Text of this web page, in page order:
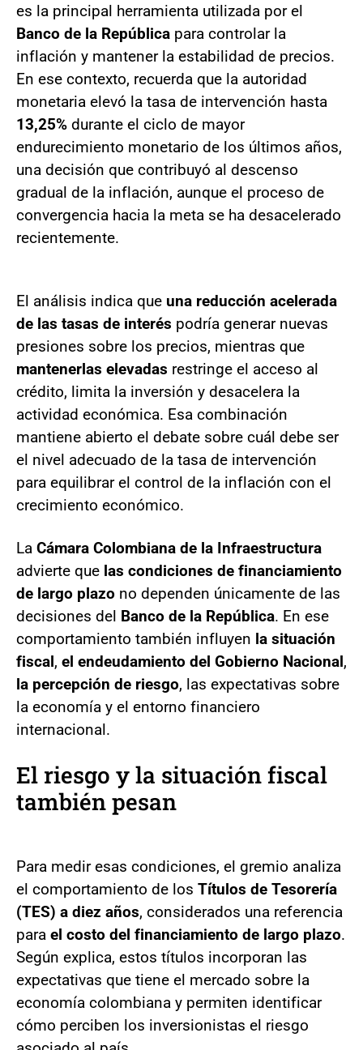
es la principal herramienta utilizada por el
Banco de la República para controlar la
inflación y mantener la estabilidad de precios.
En ese contexto, recuerda que la autoridad
monetaria elevó la tasa de intervención hasta
13,25% durante el ciclo de mayor
endurecimiento monetario de los últimos años,
una decisión que contribuyó al descenso
gradual de la inflación, aunque el proceso de
convergencia hacia la meta se ha desacelerado
recientemente.
El análisis indica que una reducción acelerada
de las tasas de interés podría generar nuevas
presiones sobre los precios, mientras que
mantenerlas elevadas restringe el acceso al
crédito, limita la inversión y desacelera la
actividad económica. Esa combinación
mantiene abierto el debate sobre cuál debe ser
el nivel adecuado de la tasa de intervención
para equilibrar el control de la inflación con el
crecimiento económico.
La Cámara Colombiana de la Infraestructura
advierte que las condiciones de financiamiento
de largo plazo no dependen únicamente de las
decisiones del Banco de la República. En ese
comportamiento también influyen la situación
fiscal, el endeudamiento del Gobierno Nacional,
la percepción de riesgo, las expectativas sobre
la economía y el entorno financiero
internacional.
El riesgo y la situación fiscal
también pesan
Para medir esas condiciones, el gremio analiza
el comportamiento de los Títulos de Tesorería
(TES) a diez años, considerados una referencia
para el costo del financiamiento de largo plazo.
Según explica, estos títulos incorporan las
expectativas que tiene el mercado sobre la
economía colombiana y permiten identificar
cómo perciben los inversionistas el riesgo